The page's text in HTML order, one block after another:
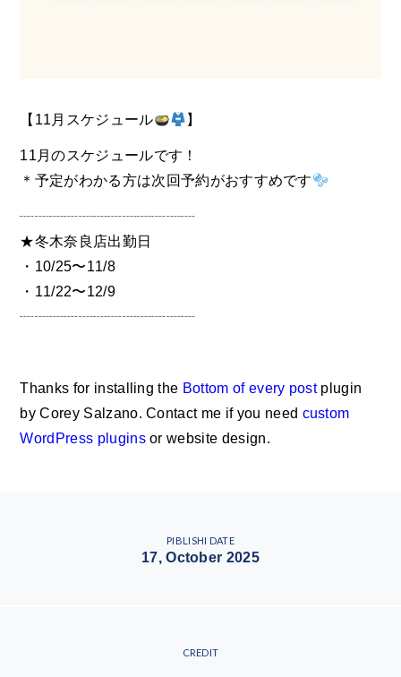
【11月スケジュール 】
11月のスケジュールです！
＊予定がわかる方は次回予約がおすすめです
┈┈┈┈┈┈┈┈┈┈┈┈
★冬木奈良店出勤日
・10/25〜11/8
・11/22〜12/9
┈┈┈┈┈┈┈┈┈┈┈┈
Thanks for installing the Bottom of every postplugin
by Corey Salzano. Contact me if you need custom
WordPress pluginsor website design.
PIBLISHI DATE
17, October 2025
CREDIT